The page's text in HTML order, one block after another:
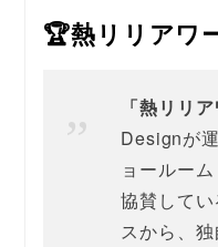
🏆熱リリアワ
「熱リリア
Designが
ョールー
協賛して
スから、